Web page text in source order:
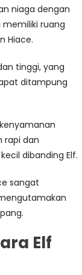
niaga dengan
memiliki ruang
Hiace.
tinggi, yang
ditampung
rapi dan
dibanding Elf.
sangat
Elf